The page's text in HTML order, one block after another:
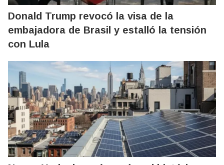
Donald Trump revocó la visa de la
embajadora de Brasil y estalló la tensión
con Lula